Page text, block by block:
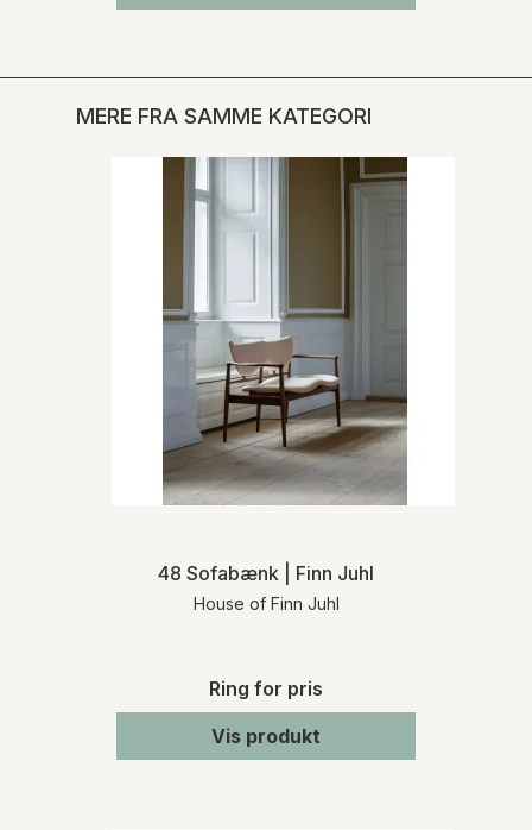
MERE FRA SAMME KATEGORI
48 Sofabænk | Finn Juhl
House of Finn Juhl
Ring for pris
Vis produkt